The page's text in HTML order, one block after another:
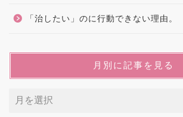
「治したい」のに行動できない理由。
月別に記事を見る